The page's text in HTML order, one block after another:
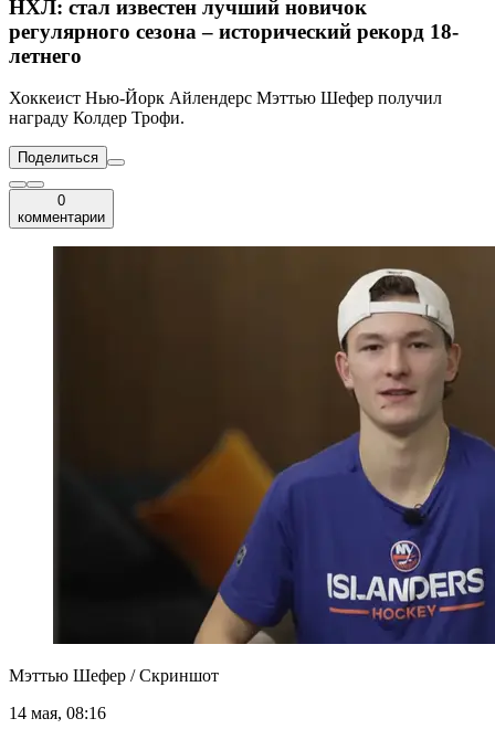
НХЛ: стал известен лучший новичок
регулярного сезона – исторический рекорд 18-
летнего
Хоккеист Нью-Йорк Айлендерс Мэттью Шефер получил
награду Колдер Трофи.
Поделиться
0
комментарии
Мэттью Шефер / Скриншот
14 мая, 08:16